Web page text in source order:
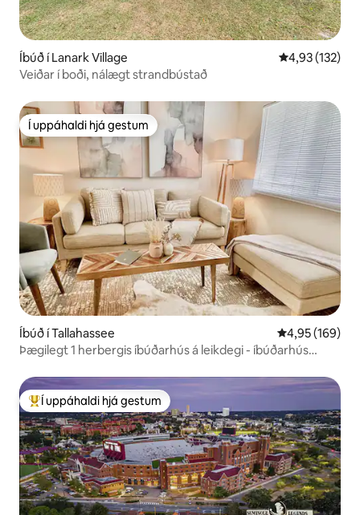
Íbúð í Lanark Village 4,93 af 5 í
4,93 (132)
Veiðar í boði, nálægt strandbústað
Í uppáhaldi hjá gestum
Í uppáhaldi hjá gestum
Íbúð í Tallahassee 4,95 af 5 í
4,95 (169)
Þægilegt 1 herbergis íbúðarhús á leikdegi - íbúðarhús
Í mestu uppáhaldi hjá gestum
Í uppáhaldi hjá gestum